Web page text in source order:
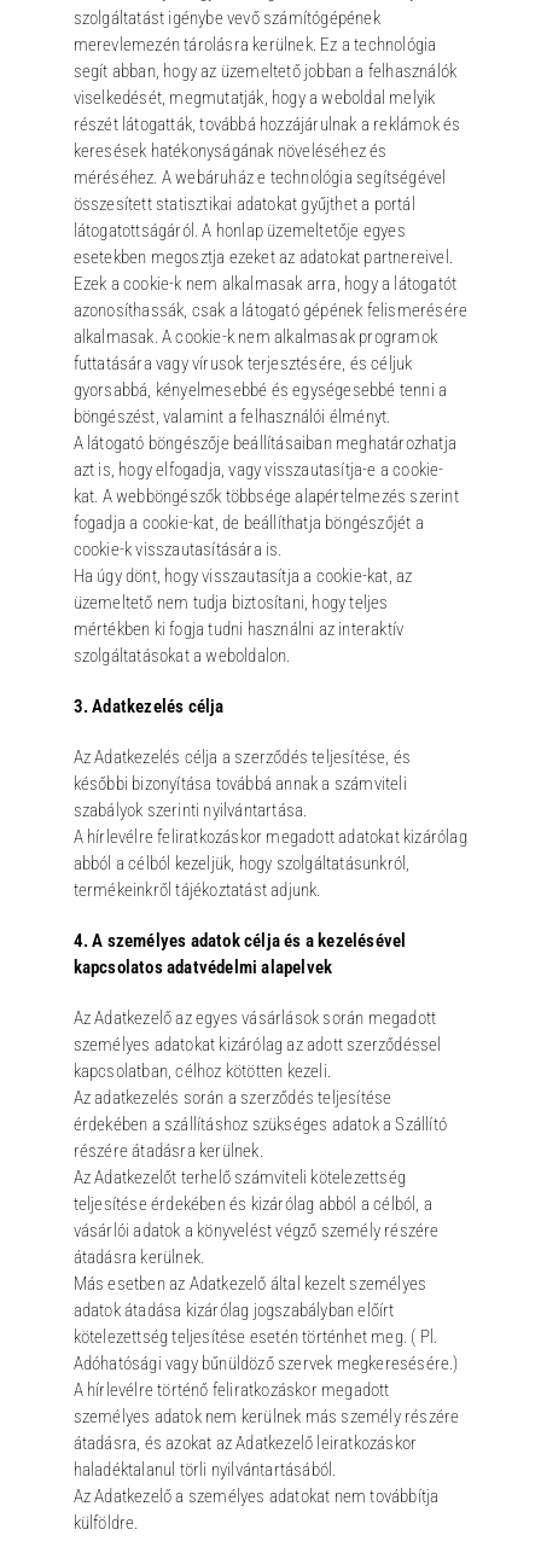
szolgáltatást igénybe vevő számítógépének
merevlemezén tárolásra kerülnek. Ez a technológia
segít abban, hogy az üzemeltető jobban a felhasználók
viselkedését, megmutatják, hogy a weboldal melyik
részét látogatták, továbbá hozzájárulnak a reklámok és
keresések hatékonyságának növeléséhez és
méréséhez. A webáruház e technológia segítségével
összesített statisztikai adatokat gyűjthet a portál
látogatottságáról. A honlap üzemeltetője egyes
esetekben megosztja ezeket az adatokat partnereivel.
Ezek a cookie-k nem alkalmasak arra, hogy a látogatót
azonosíthassák, csak a látogató gépének felismerésére
alkalmasak. A cookie-k nem alkalmasak programok
futtatására vagy vírusok terjesztésére, és céljuk
gyorsabbá, kényelmesebbé és egységesebbé tenni a
böngészést, valamint a felhasználói élményt.
A látogató böngészője beállításaiban meghatározhatja
azt is, hogy elfogadja, vagy visszautasítja-e a cookie-
kat. A webböngészők többsége alapértelmezés szerint
fogadja a cookie-kat, de beállíthatja böngészőjét a
cookie-k visszautasítására is.
Ha úgy dönt, hogy visszautasítja a cookie-kat, az
üzemeltető nem tudja biztosítani, hogy teljes
mértékben ki fogja tudni használni az interaktív
szolgáltatásokat a weboldalon.
3. Adatkezelés célja
Az Adatkezelés célja a szerződés teljesítése, és
későbbi bizonyítása továbbá annak a számviteli
szabályok szerinti nyilvántartása.
A hírlevélre feliratkozáskor megadott adatokat kizárólag
abból a célból kezeljük, hogy szolgáltatásunkról,
termékeinkről tájékoztatást adjunk.
4. A személyes adatok célja és a kezelésével
kapcsolatos adatvédelmi alapelvek
Az Adatkezelő az egyes vásárlások során megadott
személyes adatokat kizárólag az adott szerződéssel
kapcsolatban, célhoz kötötten kezeli.
Az adatkezelés során a szerződés teljesítése
érdekében a szállításhoz szükséges adatok a Szállító
részére átadásra kerülnek.
Az Adatkezelőt terhelő számviteli kötelezettség
teljesítése érdekében és kizárólag abból a célból, a
vásárlói adatok a könyvelést végző személy részére
átadásra kerülnek.
Más esetben az Adatkezelő által kezelt személyes
adatok átadása kizárólag jogszabályban előírt
kötelezettség teljesítése esetén történhet meg. ( Pl.
Adóhatósági vagy bűnüldöző szervek megkeresésére.)
A hírlevélre történő feliratkozáskor megadott
személyes adatok nem kerülnek más személy részére
átadásra, és azokat az Adatkezelő leiratkozáskor
haladéktalanul törli nyilvántartásából.
Az Adatkezelő a személyes adatokat nem továbbítja
külföldre.